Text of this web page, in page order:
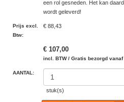
een rol gesneden. Het kan
wordt geleverd!
Prijs excl.
Btw:
€ 88,43
€ 107,00
incl. BTW / Gratis bezorgd vanaf
AANTAL:
stuk(s)